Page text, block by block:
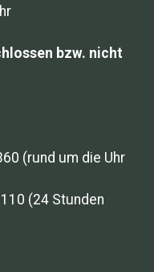
bzw. nicht
(rund um die Uhr
(24 Stunden